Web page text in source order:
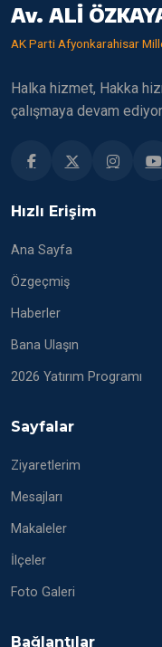
Av. ALİ
AK Parti Afyonkarahisar
Halka hizmet, Hakka
çalışmaya devam
Hızlı Erişim
Ana Sayfa
Özgeçmiş
Haberler
Bana Ulaşın
2026 Yatırım Programı
Sayfalar
Ziyaretlerim
Mesajları
Makaleler
İlçeler
Foto Galeri
Bağlantılar